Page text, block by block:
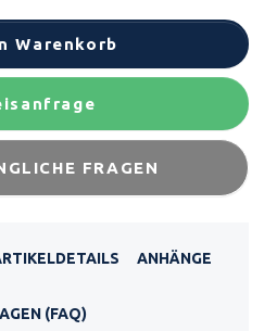
Warenkorb
FRAGEN
ANHÄNGE
(FAQ)